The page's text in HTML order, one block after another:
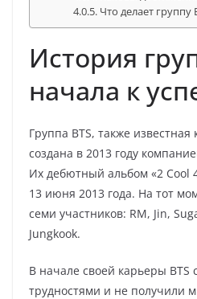
Что делает группу
История
начала к
Группа BTS, также
создана в 2013 году
Их дебютный альбом «2 Cool
13 июня 2013 года. На тот
семи участников: RM, Jin,
Jungkook.
В начале своей карьеры BTS
трудностями и не получили